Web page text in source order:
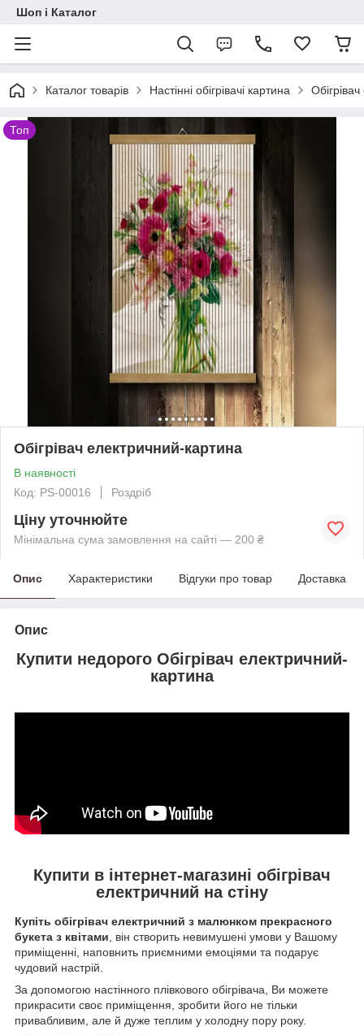
Шоп і Каталог
Каталог товарів Настінні обігрівачі картина
Топ
Обігрівач електричний-картина
В наявності
Код: PS-00016
Роздріб
Ціну уточнюйте
Мінімальна сума замовлення на сайті — 200 ₴
Опис Характеристики Відгуки про товар Доставка
Опис
Купити недорого Обігрівач електричний-
картина
Купити в інтернет-магазині обігрівач
електричний на стіну
Купіть обігрівач електричний з малюнком прекрасного
букета з квітами , він створить невимушені умови у Вашому
приміщенні, наповнить приємними емоціями та подарує
чудовий настрій.
За допомогою настінного плівкового обігрівача, Ви можете
прикрасити своє приміщення, зробити його не тільки
привабливим, але й дуже теплим у холодну пору року.